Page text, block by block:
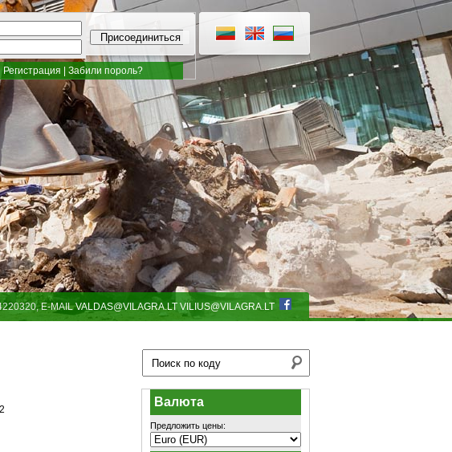
Регистрация Забили пороль?
E-MAILVALDAS@VILAGRA.LT VILIUS@VILAGRA.LT
Валюта
Предложить цены: